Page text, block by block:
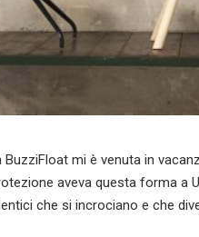
BuzziFloat mi è venuta in
aveva questa forma
che si incrociano e che